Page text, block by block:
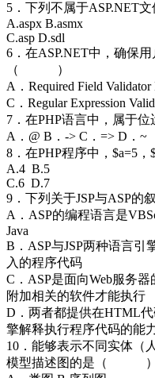
5．下列不属于
A.aspx B.asmx
C.asp D.sdl
6．在ASP.NET中，确保
（ ）
A．Required Field
C．Regular Expression
7．在PHP语言中，属
A．@ B．-> C．=> D．~
8．在PHP程序中，
A.4 B.5
C.6 D.7
9．下列关于JSP与ASP
A．ASP的编程语言是
Java
B．ASP与JSP两种语言引
入的程序代码
C．ASP是面向Web服务
附加相关的软件才能执行
D．两者都提供在HTML代
擎解释执行程序代码的能
10．能够表示不同实体（
模型描述图的是（ ）